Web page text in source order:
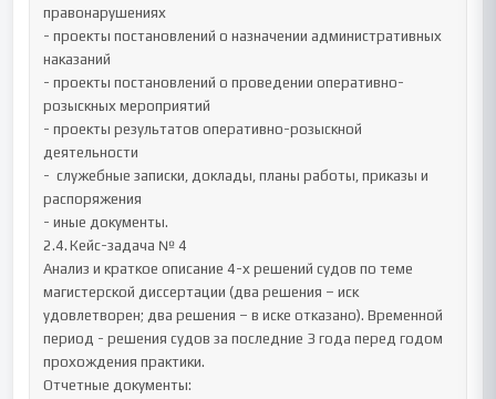
правонарушениях
- проекты постановлений о назначении административных
наказаний
- проекты постановлений о проведении оперативно-
розыскных мероприятий
- проекты результатов оперативно-розыскной
деятельности
-  служебные записки, доклады, планы работы, приказы и
распоряжения
- иные документы.
2.4.	Кейс-задача № 4
Анализ и краткое описание 4-х решений судов по теме
магистерской диссертации (два решения – иск
удовлетворен; два решения – в иске отказано). Временной
период - решения судов за последние 3 года перед годом
прохождения практики.
Отчетные документы: